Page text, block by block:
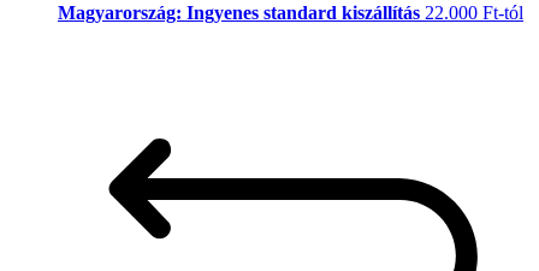
Magyarország: Ingyenes standard kiszállítás 22.000 Ft-tól